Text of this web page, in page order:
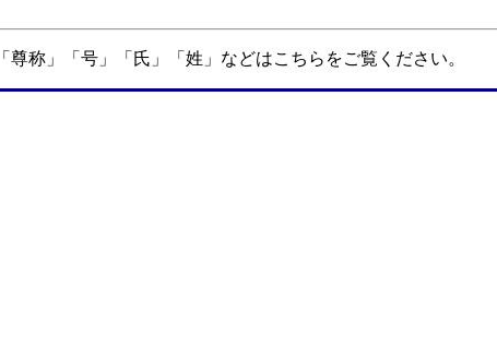
尊称」「号」「氏」「姓」などはこちらをご覧ください。